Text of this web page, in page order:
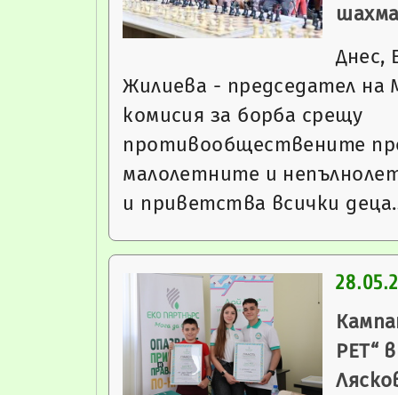
Днес,
Жилиева - председател
комисия за борба срещу
противообществените
малолетните и
и приветства всички
PET“